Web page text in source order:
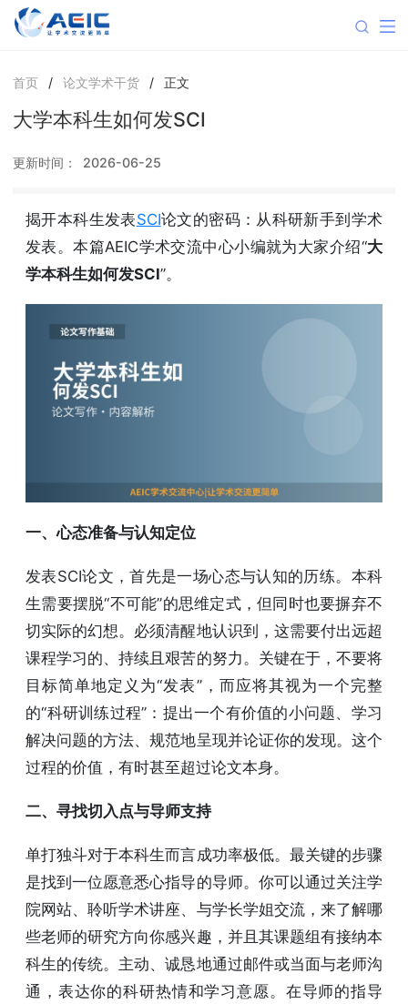
首页 / 论文学术干货 / 正文
大学本科生如何发SCI
更新时间： 2026-06-25
揭开本科生发表SCI论文的密码：从科研新手到学术
发表。本篇AEIC学术交流中心小编就为大家介绍“大
学本科生如何发SCI”。
一、心态准备与认知定位
发表SCI论文，首先是一场心态与认知的历练。本科
生需要摆脱“不可能”的思维定式，但同时也要摒弃不
切实际的幻想。必须清醒地认识到，这需要付出远超
课程学习的、持续且艰苦的努力。关键在于，不要将
目标简单地定义为“发表”，而应将其视为一个完整
的“科研训练过程”：提出一个有价值的小问题、学习
解决问题的方法、规范地呈现并论证你的发现。这个
过程的价值，有时甚至超过论文本身。
二、寻找切入点与导师支持
单打独斗对于本科生而言成功率极低。最关键的步骤
是找到一位愿意悉心指导的导师。你可以通过关注学
院网站、聆听学术讲座、与学长学姐交流，来了解哪
些老师的研究方向你感兴趣，并且其课题组有接纳本
科生的传统。主动、诚恳地通过邮件或当面与老师沟
通，表达你的科研热情和学习意愿。在导师的指导